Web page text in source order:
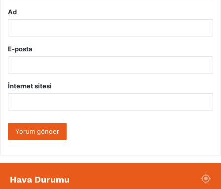
Ad
E-posta
İnternet sitesi
Hava Durumu